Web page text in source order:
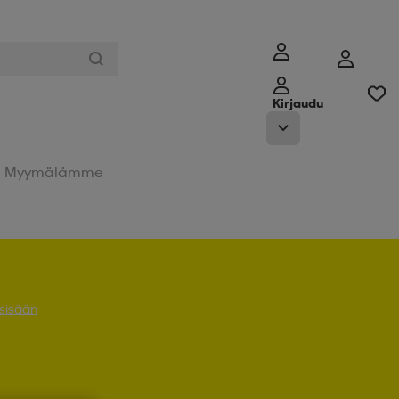
Kirjaudu
Myymälämme